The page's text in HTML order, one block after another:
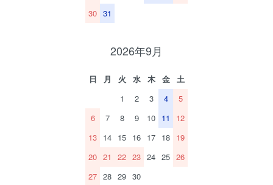
30 31
2026年9月
日 月 火 水 木 金
土
1
2 3 4
5
6
7 8 9 10 11
12
13 14 15 16 17 18 19
20 21 22 23 24 25 26
27 28 29 30